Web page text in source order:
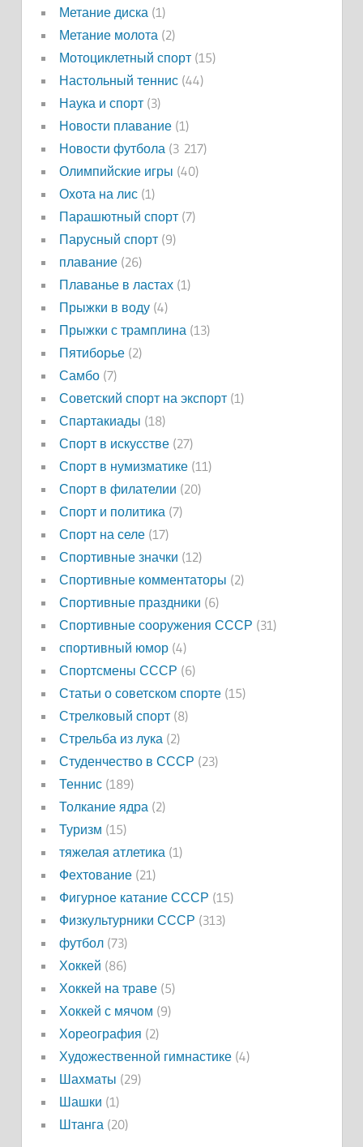
Метание диска(1)
Метание молота(2)
Мотоциклетный спорт(15)
Настольный теннис(44)
Наука и спорт(3)
Новости плавание(1)
Новости футбола(3 217)
Олимпийские игры (40)
Охота на лис(1)
Парашютный спорт(7)
Парусный спорт(9)
плавание(26)
Плаванье в ластах(1)
Прыжки в воду(4)
Прыжки с трамплина(13)
Пятиборье(2)
Самбо(7)
Советский спорт на экспорт(1)
Спартакиады (18)
Спорт в искусстве(27)
Спорт в нумизматике(11)
Спорт в филателии (20)
Спорт и политика(7)
Спорт на селе(17)
Спортивные значки (12)
Спортивные комментаторы (2)
Спортивные праздники (6)
Спортивные сооружения СССР (31)
спортивный юмор(4)
Спортсмены СССР (6)
Статьи о советском спорте(15)
Стрелковый спорт(8)
Стрельба из лука(2)
Студенчество в СССР (23)
Теннис(189)
Толкание ядра(2)
Туризм (15)
тяжелая атлетика(1)
Фехтование(21)
Фигурное катание СССР (15)
Физкультурники СССР (313)
футбол(73)
Хоккей (86)
Хоккей на траве(5)
Хоккей с мячом (9)
Хореография (2)
Художественной гимнастике(4)
Шахматы (29)
Шашки (1)
Штанга(20)